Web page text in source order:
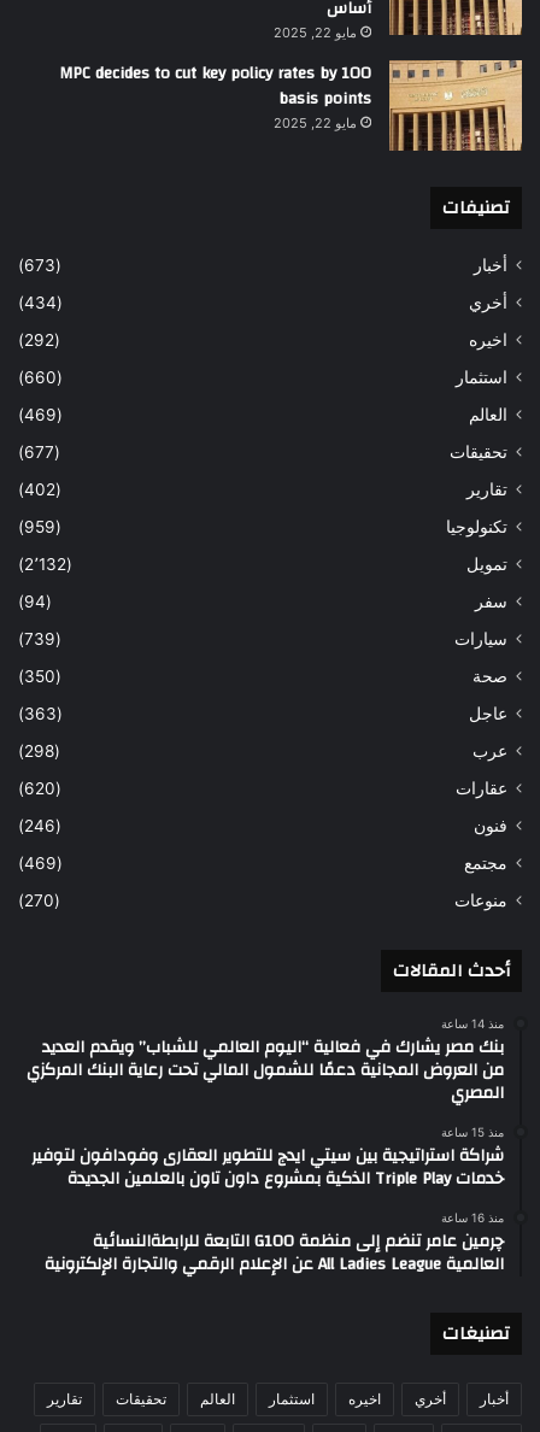
أساس
مايو 22, 2025
MPC decides to cut key policy rates by 100
basis points
مايو 22, 2025
تصنيفات
أخبار
(673)
أخري
(434)
اخيره
(292)
استثمار
(660)
العالم
(469)
تحقيقات
(677)
تقارير
(402)
تكنولوجيا
(959)
تمويل
(2٬132)
سفر
(94)
سيارات
(739)
صحة
(350)
عاجل
(363)
عرب
(298)
عقارات
(620)
فنون
(246)
مجتمع
(469)
منوعات
(270)
أحدث المقالات
منذ 14 ساعة
بنك مصر يشارك في فعالية “اليوم العالمي للشباب” ويقدم العديد
من العروض المجانية دعمًا للشمول المالي تحت رعاية البنك المركزي
المصري
منذ 15 ساعة
شراكة استراتيجية بين سيتي ايدج للتطوير العقارى وفودافون لتوفير
خدمات Triple Play الذكية بمشروع داون تاون بالعلمين الجديدة
منذ 16 ساعة
چرمين عامر تنضم إلى منظمة G100 التابعة للرابطةالنسائية
العالمية All Ladies League عن الإعلام الرقمي والتجارة الإلكترونية
تصنيغات
أخبار أخري اخيره استثمار العالم تحقيقات تقارير